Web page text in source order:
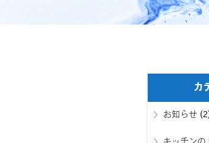
カ
お知らせ